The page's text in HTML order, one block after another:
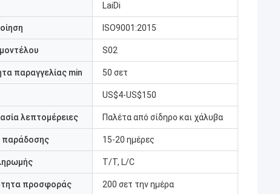
LaiDi
ISO9001:2015
S02
παραγγελίας min 50 σετ
US$4-US$150
λεπτομέρειες Παλέτα από σίδηρο και χάλυβα
παράδοσης 15-20 ημέρες
T/T, L/C
προσφοράς 200 σετ την ημέρα